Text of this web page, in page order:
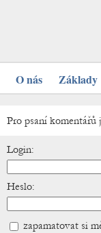
O nás Základy
Pro psaní komentářů
Login:
Heslo:
zapamatovat si